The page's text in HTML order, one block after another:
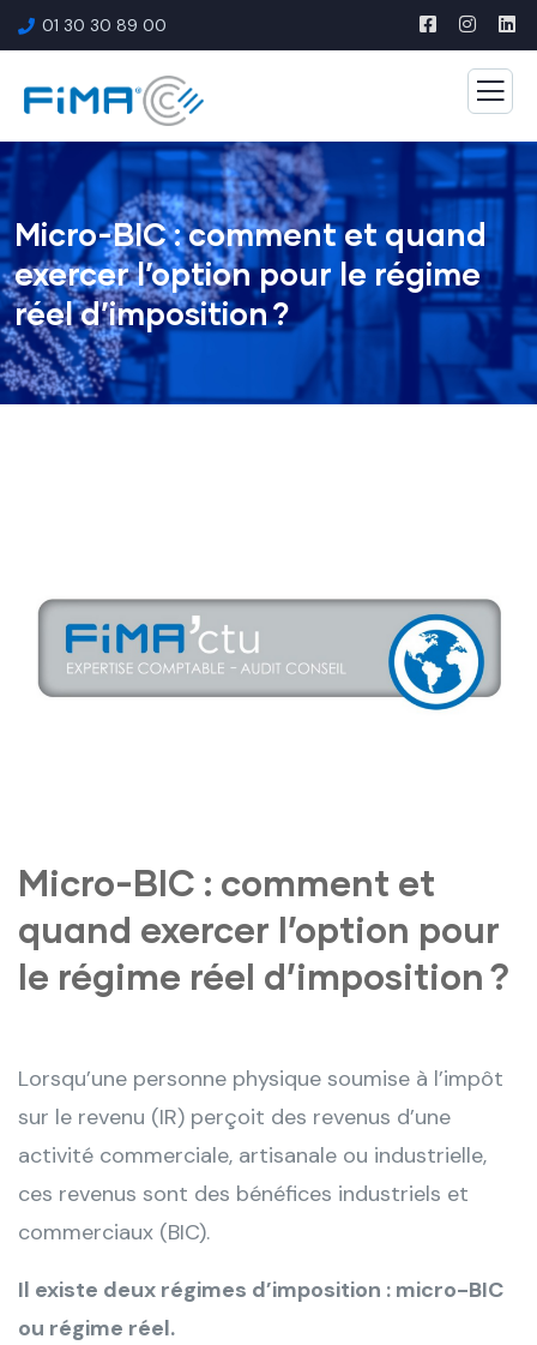
01 30 30 89 00
Micro-BIC : comment et quand
exercer l’option pour le régime
réel d’imposition ?
Micro-BIC : comment et
quand exercer l’option pour
le régime réel d’imposition ?
Lorsqu’une personne physique soumise à l’impôt
sur le revenu (IR) perçoit des revenus d’une
activité commerciale, artisanale ou industrielle,
ces revenus sont des bénéfices industriels et
commerciaux (BIC).
Il existe deux régimes d’imposition : micro-BIC
ou régime réel.